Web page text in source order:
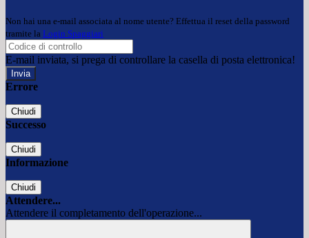
Non hai una e-mail associata al nome utente? Effettua il reset della password
tramite la Login Spaggiari
E-mail inviata, si prega di controllare la casella di posta elettronica!
Errore
Chiudi
Successo
Chiudi
Informazione
Chiudi
Attendere...
Attendere il completamento dell'operazione...